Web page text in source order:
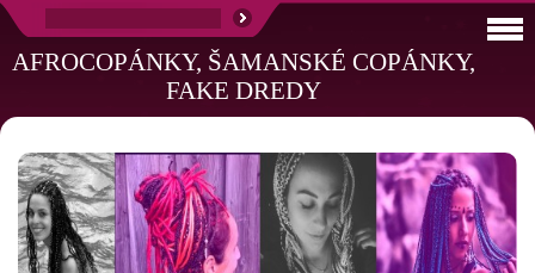
AFROCOPÁNKY, ŠAMANSKÉ COPÁNKY,
FAKE DREDY